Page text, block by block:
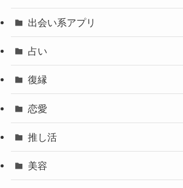
出会い系アプリ
占い
復縁
恋愛
推し活
美容